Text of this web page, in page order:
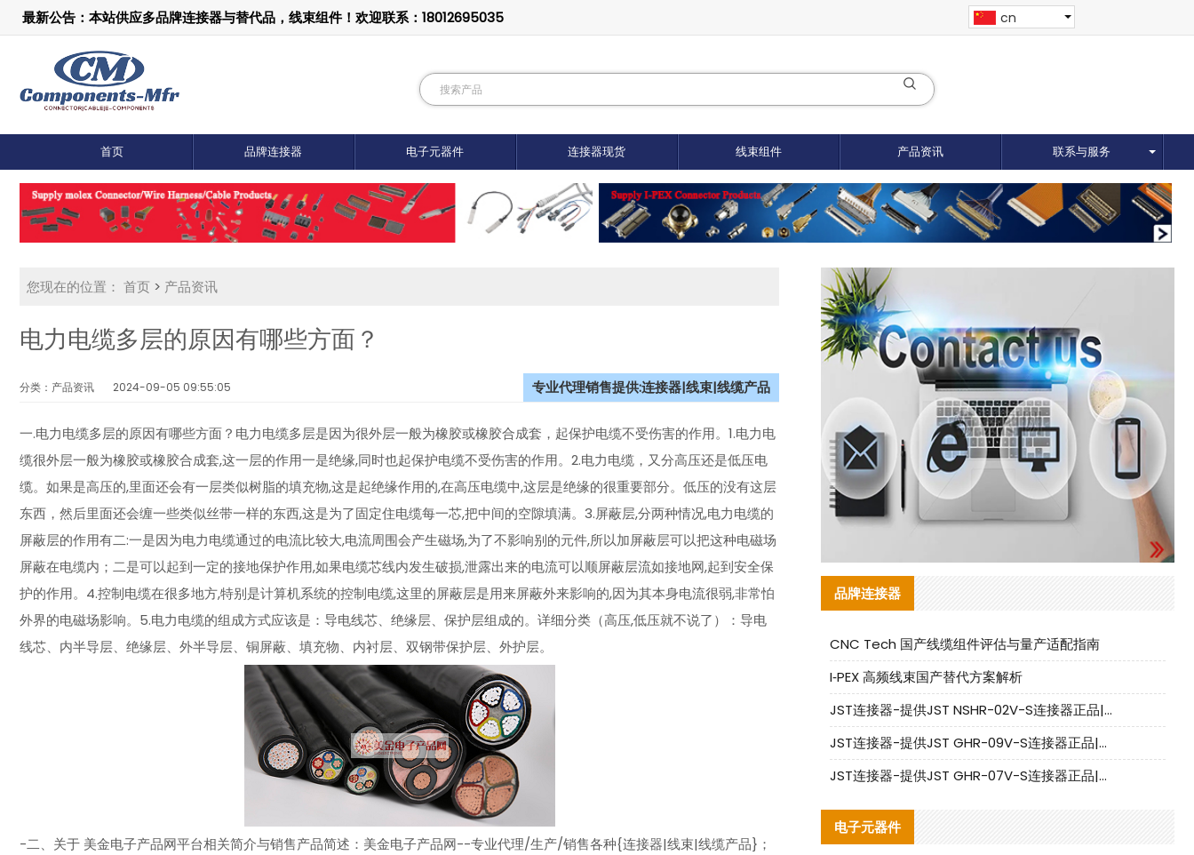
最新公告：本站供应多品牌连接器与替代品，线束组件！欢迎联系：18012695035 cn
首页 品牌连接器 电子元器件 连接器现货 线束组件 产品资讯 联系与服务
您现在的位置： 首页 > 产品资讯
电力电缆多层的原因有哪些方面？
分类：产品资讯 2024-09-05 09:55:05 专业代理销售提供:连接器|线束|线缆产品
一.电力电缆多层的原因有哪些方面？电力电缆多层是因为很外层一般为橡胶或橡胶合成套，起保护电缆不受伤害的作用。1.电力电
缆很外层一般为橡胶或橡胶合成套,这一层的作用一是绝缘,同时也起保护电缆不受伤害的作用。2.电力电缆，又分高压还是低压电
缆。如果是高压的,里面还会有一层类似树脂的填充物,这是起绝缘作用的,在高压电缆中,这层是绝缘的很重要部分。低压的没有这层
东西，然后里面还会缠一些类似丝带一样的东西,这是为了固定住电缆每一芯,把中间的空隙填满。3.屏蔽层,分两种情况,电力电缆的
屏蔽层的作用有二:一是因为电力电缆通过的电流比较大,电流周围会产生磁场,为了不影响别的元件,所以加屏蔽层可以把这种电磁场
屏蔽在电缆内；二是可以起到一定的接地保护作用,如果电缆芯线内发生破损,泄露出来的电流可以顺屏蔽层流如接地网,起到安全保
护的作用。4.控制电缆在很多地方,特别是计算机系统的控制电缆,这里的屏蔽层是用来屏蔽外来影响的,因为其本身电流很弱,非常怕
外界的电磁场影响。5.电力电缆的组成方式应该是：导电线芯、绝缘层、保护层组成的。详细分类（高压,低压就不说了）：导电
线芯、内半导层、绝缘层、外半导层、铜屏蔽、填充物、内衬层、双钢带保护层、外护层。
-二、关于 美金电子产品网平台相关简介与销售产品简述：美金电子产品网--专业代理/生产/销售各种{连接器|线束|线缆产品}；
品牌连接器
CNC Tech 国产线缆组件评估与量产适配指南
I‑PEX 高频线束国产替代方案解析
JST连接器-提供JST NSHR-02V-S连接器正品|替代品
JST连接器-提供JST GHR-09V-S连接器正品|替代品
JST连接器-提供JST GHR-07V-S连接器正品|替代品
电子元器件